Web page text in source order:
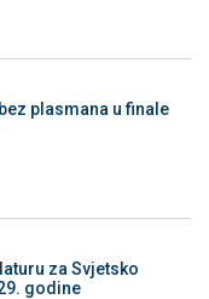
plasmana u finale
za Svjetsko
godine